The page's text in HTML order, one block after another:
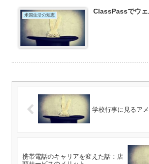
米国生活の知恵 ClassPassでウ
学校行事に見るア
携帯電話のキャリアを変えた話：店